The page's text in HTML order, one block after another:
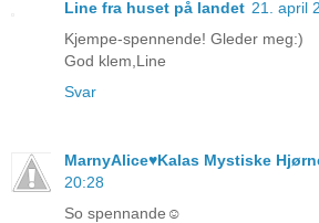
Line fra huset på landet 21. april
Kjempe-spennende! Gleder meg:)
God klem,Line
Svar
MarnyAlice♥Kalas Mystiske
20:28
So spennande☺